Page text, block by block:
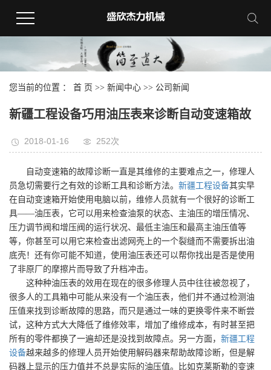
您当前的位置 ： 首 页 >> 新闻中心 >> 公司新闻
新疆工程设备巧用油压表来诊断自动变速箱故
2018-01-16 252次
自动变速箱的故障诊断一直是其维修的主要难点之一，修理人
员急切需要行之有效的诊断工具和诊断方法。 新疆工程设备其实早
在自动变速箱开始使用电脑以前，维修人员就有一个很好的诊断工
具——油压表，它可以用来检查油泵的状态、主油压的增压情况、
压力调节阀和增压阀的运行状况、最低主油压和最高主油压值等
等，你甚至可以用它来检查出滤网壳上的一个裂缝而不需要拆出油
底壳！还有你可能不知道，使用油压表还可以帮你找出是否是使用
了非原厂的摩擦片而导致了升档冲击。
这种种油压表的效用在现在的很多修理人员中往往被忽视了，
很多人的工具箱中可能从来没有一个油压表，他们并不通过检测油
压值来找到诊断故障的思路，而只是通过一味的更换零件来不断尝
试，这种方式大大降低了维修效率，增加了维修成本，有时甚至把
所有的零件都换了一遍却还是没找到故障点。另一方面， 新疆工程
设备越来越多的修理人员开始使用解码器来帮助故障诊断，但是解
码器上显示的压力值并不总是实际的油压值。比如克莱斯勒的变速